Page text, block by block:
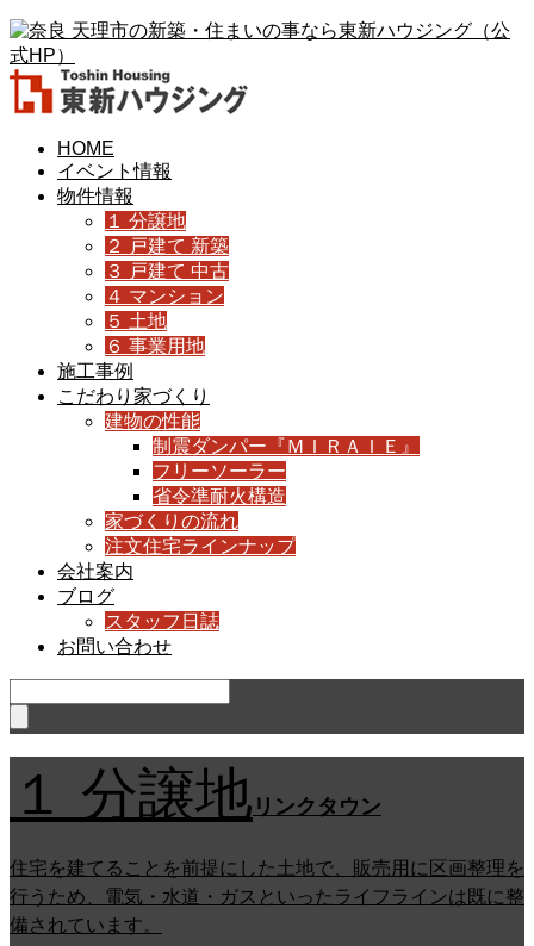
HOME
イベント情報
物件情報
１ 分譲地
２ 戸建て 新築
３ 戸建て 中古
４ マンション
５ 土地
６ 事業用地
施工事例
こだわり家づくり
建物の性能
制震ダンパー『ＭＩＲＡＩＥ』
フリーソーラー
省令準耐火構造
家づくりの流れ
注文住宅ラインナップ
会社案内
ブログ
スタッフ日誌
お問い合わせ
１ 分譲地 リンクタウン
住宅を建てることを前提にした土地で、販売用に区画整理を
行うため、電気・水道・ガスといったライフラインは既に整
備されています。